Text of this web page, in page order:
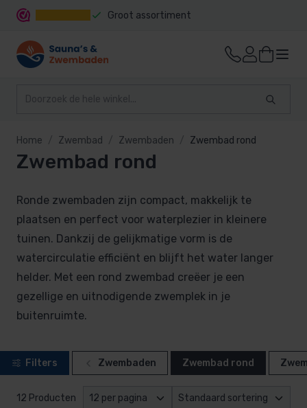
Groot assortiment
Home Zwembad Zwembaden Zwembad rond
Zwembad rond
Ronde zwembaden zijn compact, makkelijk te
plaatsen en perfect voor waterplezier in kleinere
tuinen. Dankzij de gelijkmatige vorm is de
watercirculatie efficiënt en blijft het water langer
helder. Met een rond zwembad creëer je een
gezellige en uitnodigende zwemplek in je
buitenruimte.
Filters Zwembaden Zwembad rond
12 Producten